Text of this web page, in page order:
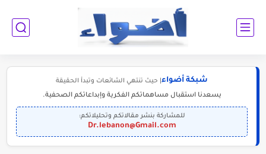
شبكة أضواء | حيث تنتهي الشائعات وتبدأ الحقيقة
يسعدنا استقبال مساهماتكم الفكرية وإبداعاتكم الصحفية.
للمشاركة بنشر مقالاتكم وتحليلاتكم:
Dr.lebanon@Gmail.com